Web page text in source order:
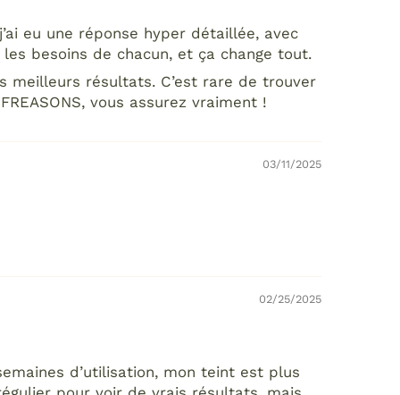
eu une réponse hyper détaillée, avec
besoins de chacun, et ça change tout.
meilleurs résultats. C’est rare de trouver
vous assurez vraiment !
03/11/2025
02/25/2025
d’utilisation, mon teint est plus